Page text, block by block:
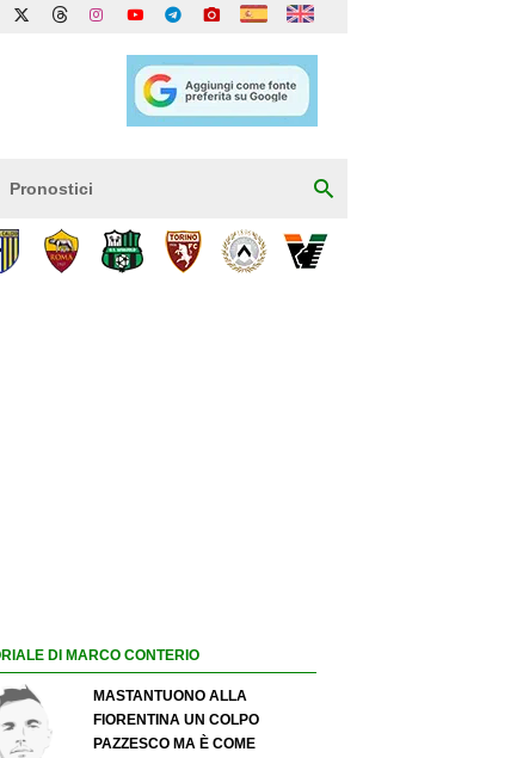
Pronostici
DI MARCO CONTERIO
MASTANTUONO ALLA
FIORENTINA UN COLPO
PAZZESCO MA È COME